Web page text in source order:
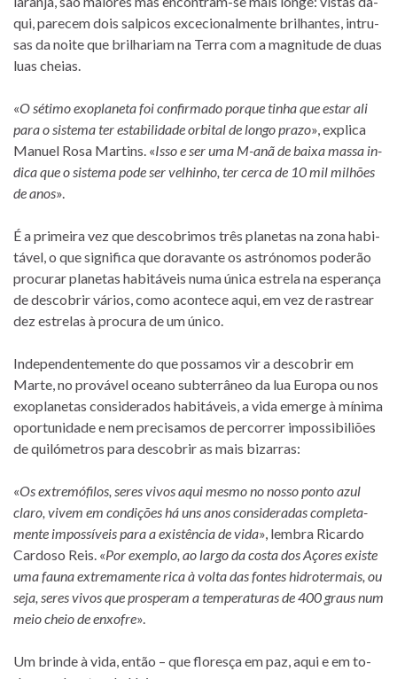
qui, pa­re­cem dois sal­pi­cos ex­ce­ci­o­nal­mente bri­lhan­tes, in­tru­
sas da noite que bri­lha­riam na Terra com a mag­ni­tude de duas
luas cheias.
«O sé­timo exo­pla­neta foi con­fir­mado por­que ti­nha que es­tar ali
para o sis­tema ter es­ta­bi­li­dade or­bi­tal de longo prazo», ex­plica
Manuel Rosa Martins. «Isso e ser uma M-anã de baixa massa in­
dica que o sis­tema pode ser ve­lhi­nho, ter cerca de 10 mil mi­lhões
de anos».
É a pri­meira vez que des­co­bri­mos três pla­ne­tas na zona ha­bi­
tá­vel, o que sig­ni­fica que do­ra­vante os as­tró­no­mos po­de­rão
pro­cu­rar pla­ne­tas ha­bi­tá­veis numa única es­trela na es­pe­rança
de des­co­brir vá­rios, como acon­tece aqui, em vez de ras­trear
dez es­tre­las à pro­cura de um único.
Independentemente do que pos­sa­mos vir a des­co­brir em
Marte, no pro­vá­vel oce­ano sub­ter­râ­neo da lua Europa ou nos
exo­pla­ne­tas con­si­de­ra­dos ha­bi­tá­veis, a vida emerge à mí­nima
opor­tu­ni­dade e nem pre­ci­sa­mos de per­cor­rer im­pos­si­bi­liões
de qui­ló­me­tros para des­co­brir as mais bizarras:
«Os ex­tre­mó­fi­los, se­res vi­vos aqui mesmo no nosso ponto azul
claro, vi­vem em con­di­ções há uns anos con­si­de­ra­das com­ple­ta­
mente im­pos­sí­veis para a exis­tên­cia de vida», lem­bra Ricardo
Cardoso Reis. «Por exem­plo, ao largo da costa dos Açores existe
uma fauna ex­tre­ma­mente rica à volta das fon­tes hi­dro­ter­mais, ou
seja, se­res vi­vos que pros­pe­ram a tem­pe­ra­tu­ras de 400 graus num
meio cheio de en­xo­fre».
Um brinde à vida, en­tão – que flo­resça em paz, aqui e em to­